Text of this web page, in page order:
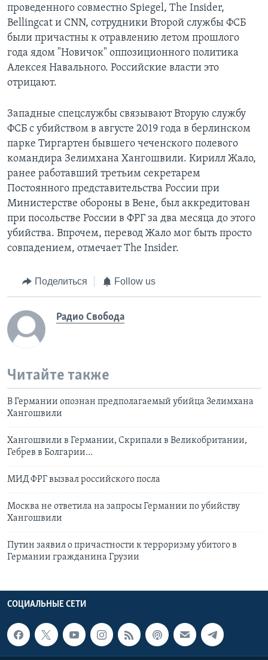
проведенного совместно Spiegel, The Insider,
Bellingcat и CNN, сотрудники Второй службы ФСБ
были причастны к отравлению летом прошлого
года ядом "Новичок" оппозиционного политика
Алексея Навального. Российские власти это
отрицают.
Западные спецслужбы связывают Вторую службу
ФСБ с убийством в августе 2019 года в берлинском
парке Тиргартен бывшего чеченского полевого
командира Зелимхана Хангошвили. Кирилл Жало,
ранее работавший третьим секретарем
Постоянного представительства России при
Министерстве обороны в Вене, был аккредитован
при посольстве России в ФРГ за два месяца до этого
убийства. Впрочем, перевод Жало мог быть просто
совпадением, отмечает The Insider.
Поделиться Follow us
Радио Свобода
Читайте также
В Германии опознан предполагаемый убийца Зелимхана
Хангошвили
Хангошвили в Германии, Скрипали в Великобритании,
Гебрев в Болгарии…
МИД ФРГ вызвал российского посла
Москва не ответила на запросы Германии по убийству
Хангошвили
Путин заявил о причастности к терроризму убитого в
Германии гражданина Грузии
СОЦИАЛЬНЫЕ СЕТИ